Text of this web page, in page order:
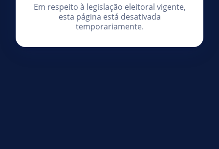
Em respeito à legislação eleitoral vigente,
esta página está desativada
temporariamente.